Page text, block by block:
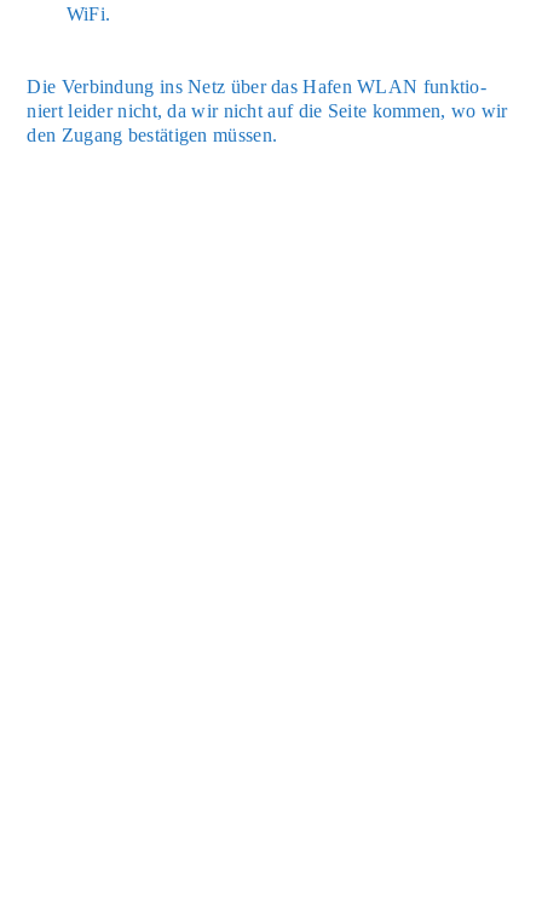
WiFi.
Die Ver­bin­dung ins Netz über das Hafen WLAN funk­tio­
niert lei­der nicht, da wir nicht auf die Sei­te kom­men, wo wir
den Zugang bestä­ti­gen müs­sen.